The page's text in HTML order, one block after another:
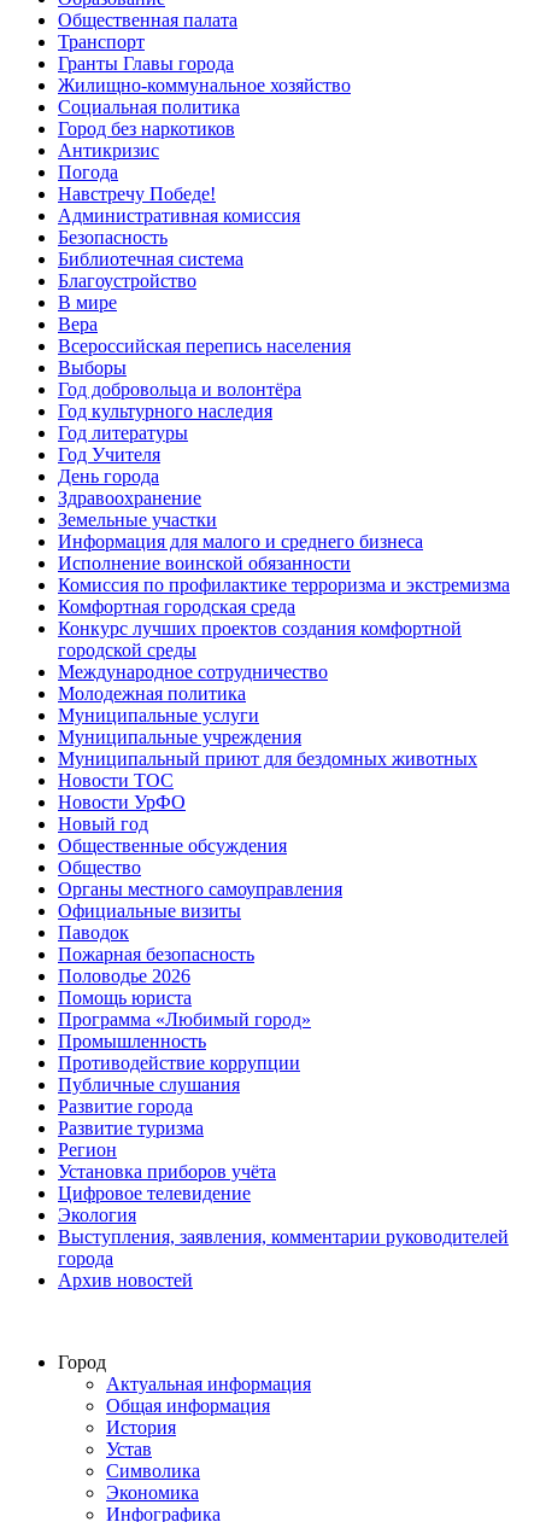
Общественная палата
Транспорт
Гранты Главы города
Жилищно-коммунальное хозяйство
Социальная политика
Город без наркотиков
Антикризис
Погода
Навстречу Победе!
Административная комиссия
Безопасность
Библиотечная система
Благоустройство
В мире
Вера
Всероссийская перепись населения
Выборы
Год добровольца и волонтёра
Год культурного наследия
Год литературы
Год Учителя
День города
Здравоохранение
Земельные участки
Информация для малого и среднего бизнеса
Исполнение воинской обязанности
Комиссия по профилактике терроризма и экстремизма
Комфортная городская среда
Конкурс лучших проектов создания комфортной
городской среды
Международное сотрудничество
Молодежная политика
Муниципальные услуги
Муниципальные учреждения
Муниципальный приют для бездомных животных
Новости ТОС
Новости УрФО
Новый год
Общественные обсуждения
Общество
Органы местного самоуправления
Официальные визиты
Паводок
Пожарная безопасность
Половодье 2026
Помощь юриста
Программа «Любимый город»
Промышленность
Противодействие коррупции
Публичные слушания
Развитие города
Развитие туризма
Регион
Установка приборов учёта
Цифровое телевидение
Экология
Выступления, заявления, комментарии руководителей
города
Архив новостей
Город
Актуальная информация
Общая информация
История
Устав
Символика
Экономика
Инфографика